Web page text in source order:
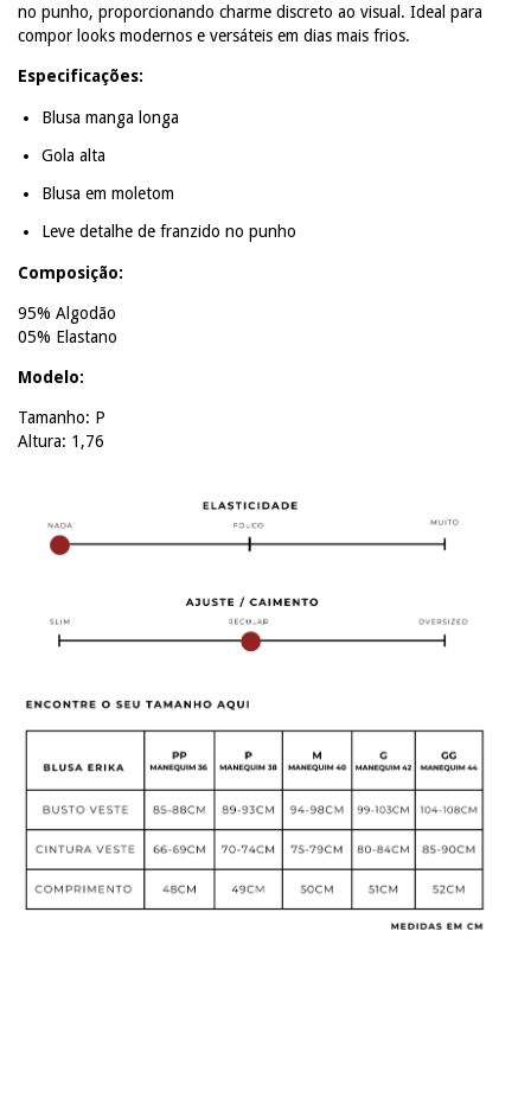
no punho, proporcionando charme discreto ao visual. Ideal para
compor looks modernos e versáteis em dias mais frios.
Especificações:
Blusa manga longa
Gola alta
Blusa em moletom
Leve detalhe de franzido no punho
Composição:
95% Algodão
05% Elastano
Modelo:
Tamanho: P
Altura: 1,76